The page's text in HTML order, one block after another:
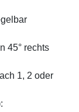
45° rechts
1, 2 oder